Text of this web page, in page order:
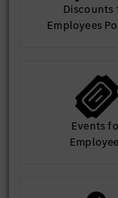
Discounts
Employees
Events